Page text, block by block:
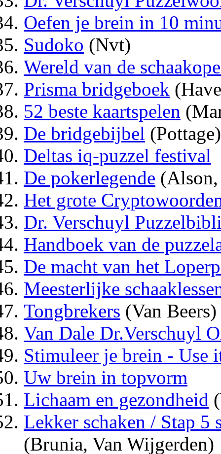
Oefen je brein in 10
Sudoko (Nvt)
Wereld van de
Prisma bridgeboek
52 beste kaartspelen
De bridgebijbel (Pottage)
Deltas iq-puzzel festival
De pokerlegende
Het grote
Dr. Verschuyl
Handboek van de
De macht van het
Meesterlijke
Tongbrekers (Van Beers)
Van Dale Dr.Verschuyl
Stimuleer je brein - Use
Uw brein in topvorm
Lichaam en gezondheid
Lekker schaken / Stap 5
(Brunia, Van Wijgerden)